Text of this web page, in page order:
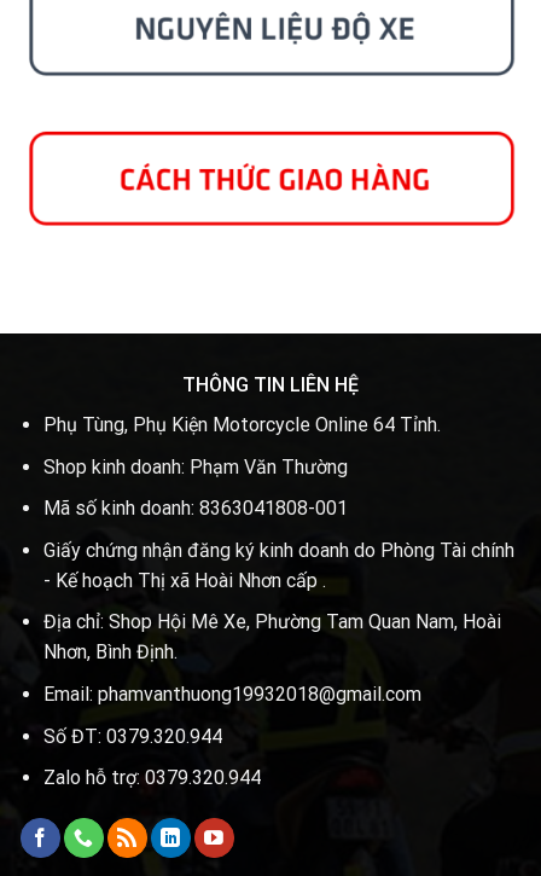
THÔNG TIN LIÊN HỆ
Phụ Tùng, Phụ Kiện Motorcycle Online 64 Tỉnh.
Shop kinh doanh: Phạm Văn Thường
Mã số kinh doanh: 8363041808-001
Giấy chứng nhận đăng ký kinh doanh do Phòng Tài chính
- Kế hoạch Thị xã Hoài Nhơn cấp .
Địa chỉ: Shop Hội Mê Xe, Phường Tam Quan Nam, Hoài
Nhơn, Bình Định.
Email: phamvanthuong19932018@gmail.com
Số ĐT: 0379.320.944
Zalo hỗ trợ: 0379.320.944